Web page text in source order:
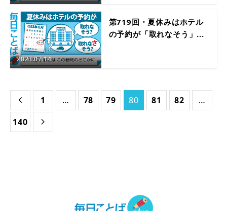
2023.07.14
第719回・夏休みはホテル
の予約が「取れなそう」...
 1 … 78 79 80 81 82
…
140
